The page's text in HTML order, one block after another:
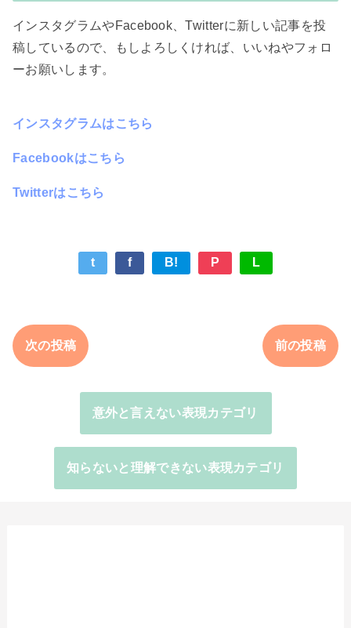
インスタグラムやFacebook、Twitterに新しい記事を投
稿しているので、もしよろしくければ、いいねやフォロ
ーお願いします。
インスタグラムはこちら
Facebookはこちら
Twitterはこちら
t f B! P L
次の投稿 前の投稿
意外と言えない表現カテゴリ
知らないと理解できない表現カテゴリ